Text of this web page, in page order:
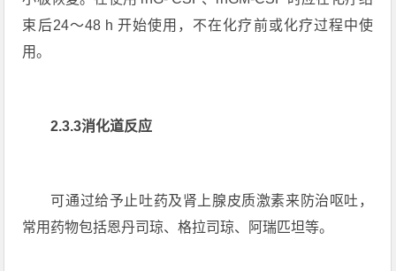
束后24～48 h 开始使用，不在化疗前或化疗过程中使
用。
2.3.3消化道反应
可通过给予止吐药及肾上腺皮质激素来防治呕吐，
常用药物包括恩丹司琼、格拉司琼、阿瑞匹坦等。